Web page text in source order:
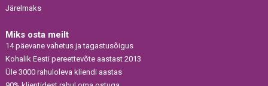
Järelmaks
Miks osta meilt
14 päevane vahetus ja tagastusõigus
Kohalik Eesti pereettevõte aastast 2013
Üle 3000 rahuloleva kliendi aastas